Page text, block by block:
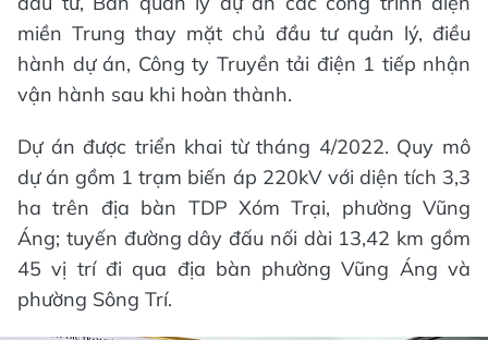
miền Trung thay mặt chủ đầu tư quản lý, điều
hành dự án, Công ty Truyền tải điện 1 tiếp nhận
vận hành sau khi hoàn thành.
Dự án được triển khai từ tháng 4/2022. Quy mô
dự án gồm 1 trạm biến áp 220kV với diện tích 3,3
ha trên địa bàn TDP Xóm Trại, phường Vũng
Áng; tuyến đường dây đấu nối dài 13,42 km gồm
45 vị trí đi qua địa bàn phường Vũng Áng và
phường Sông Trí.